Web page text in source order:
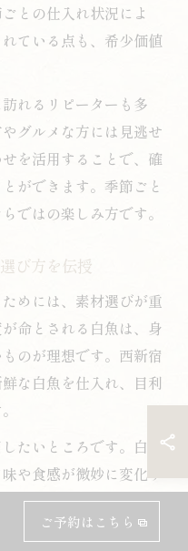
との仕入れ状況によ
ている点も、希少価値
れるリピーターも多
グルメな方には見逃せ
を活用することで、確
ができます。季節ごと
ではの楽しみ方です。
び方を伝授
めには、素材選びが重
命とされる白魚は、身
のが理想です。西新宿
な白魚を仕入れ、目利
たいところです。白魚
や食感が微妙に変化す
の工夫を聞くのも楽し
おすすめ」や「旬の一
ご予約はこちら